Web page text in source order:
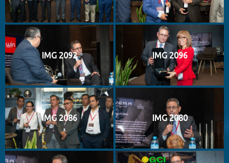
IMG 2092 IMG 2096
IMG 2086 IMG 2080